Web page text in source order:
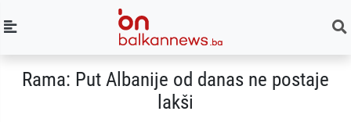
Rama: Put Albanije od danas ne postaje
lakši